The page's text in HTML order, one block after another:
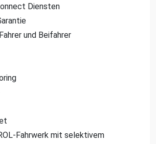
Diensten
und Beifahrer
Fahrwerk mit selektivem